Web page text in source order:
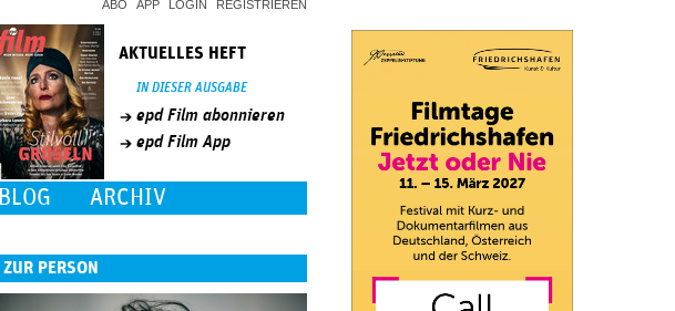
ABO APP LOGIN REGISTRIEREN
AKTUELLES HEFT
IN DIESER AUSGABE
epd Film abonnieren
epd Film App
BLOG ARCHIV
ZUR PERSON